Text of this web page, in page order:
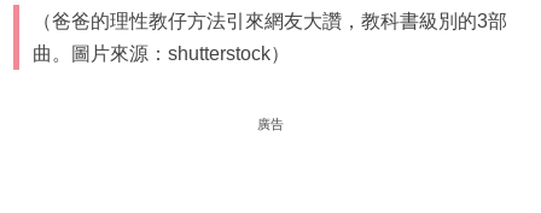
（爸爸的理性教仔方法引來網友大讚，教科書級別的3部
曲。圖片來源：shutterstock）
廣告